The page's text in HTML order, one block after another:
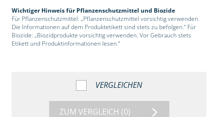
Wichtiger Hinweis für Pflanzenschutzmittel und Biozide
Für Pflanzenschutzmittel: „Pflanzenschutzmittel vorsichtig verwenden.
Die Informationen auf dem Produktetikett sind stets zu befolgen.“ Für
Biozide: „Biozidprodukte vorsichtig verwenden. Vor Gebrauch stets
Etikett und Produktinformationen lesen.“
VERGLEICHEN
ZUM VERGLEICH (0)